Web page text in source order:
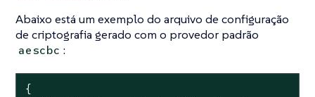
Abaixo está um exemplo do arquivo de configuração
de criptografia gerado com o provedor padrão
aescbc :
{